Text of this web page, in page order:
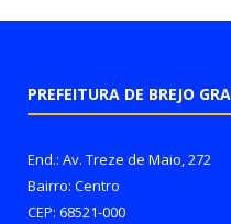
PREFEITURA DE BREJO
End.: Av. Treze de Maio, 272
Bairro: Centro
CEP: 68521-000